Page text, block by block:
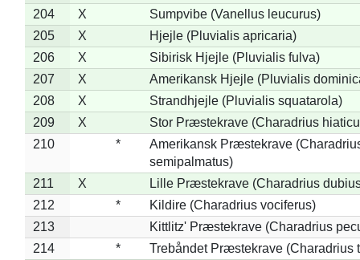
204
X
Sumpvibe (Vanellus leucurus)
205
X
Hjejle (Pluvialis apricaria)
206
X
Sibirisk Hjejle (Pluvialis fulva)
207
X
Amerikansk Hjejle (Pluvialis
208
X
Strandhjejle (Pluvialis squatarola)
209
X
Stor Præstekrave (Charadrius
210
*
Amerikansk Præstekrave
semipalmatus)
211
X
Lille Præstekrave (Charadrius
212
*
Kildire (Charadrius vociferus)
213
Kittlitz' Præstekrave (Charadrius
214
*
Trebåndet Præstekrave (Charadrius